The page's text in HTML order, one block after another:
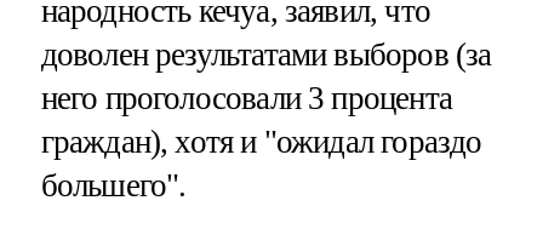
народность кечуа, заявил, что
доволен результатами выборов (за
него проголосовали 3 процента
граждан), хотя и "ожидал гораздо
большего".